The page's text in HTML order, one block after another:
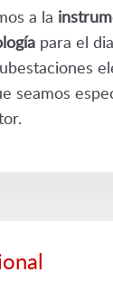
a la
para el
seamos